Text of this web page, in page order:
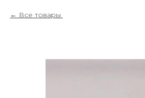
Все товары